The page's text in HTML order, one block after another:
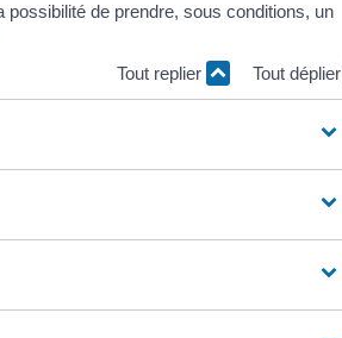
de prendre, sous conditions, un
Tout replier
Tout déplier